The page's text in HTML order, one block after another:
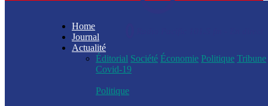
Home
Journal
Actualité
Éditorial Société Économie Politique Tribune
Covid-19
Politique